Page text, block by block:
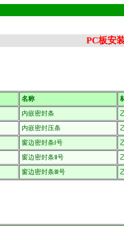
PC板安
名称
内嵌密封条
内嵌密封压条
窗边密封条Ⅰ号
窗边密封条Ⅱ号
窗边密封条Ⅲ号